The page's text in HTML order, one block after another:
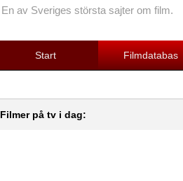
En av Sveriges största sajter om film.
Start Filmdatabas
Filmer på tv i dag: